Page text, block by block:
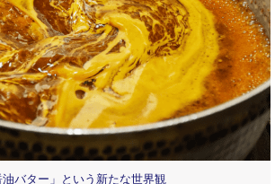
バター」という新たな世界観